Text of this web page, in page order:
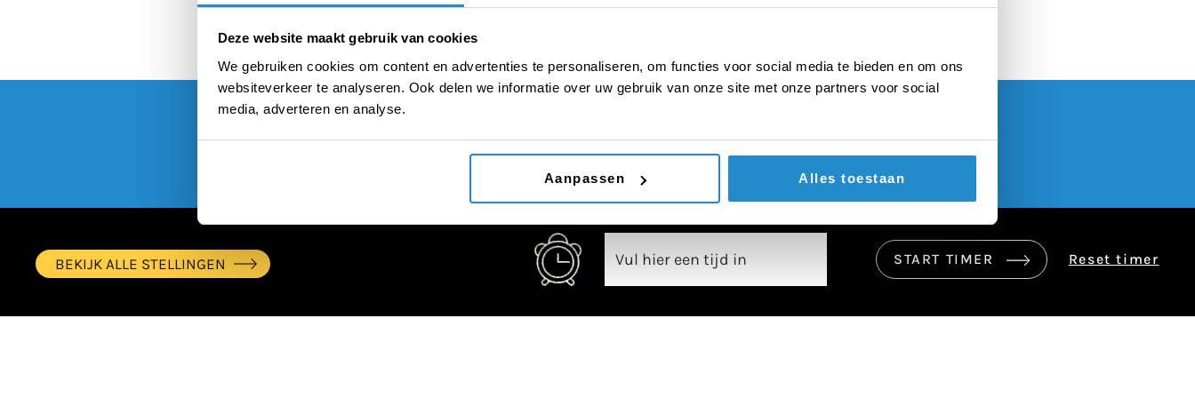
Deze website maakt gebruik van cookies
We gebruiken cookies om content en advertenties te personaliseren, om functies voor social media te bieden en om ons
websiteverkeer te analyseren. Ook delen we informatie over uw gebruik van onze site met onze partners voor social
media, adverteren en analyse.
Aanpassen Alles toestaan
00:00
BEKIJK ALLE STELLINGEN START TIMER Reset timer